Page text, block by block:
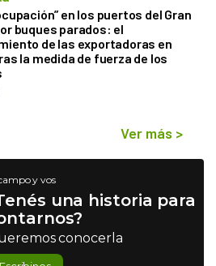
en los puertos del Gran
buques parados: el
de las exportadoras en
la medida de fuerza de los
Ver más >
y vos
una historia para
conocerla